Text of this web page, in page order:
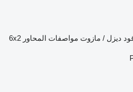
ديزل / مازوت مواصفات المحاور 6x2